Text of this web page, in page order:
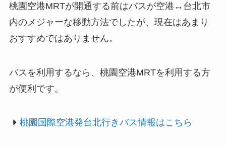
桃園空港MRTが開通する前はバスが空港↔︎台北市
内のメジャーな移動方法でしたが、現在はあまり
おすすめではありません。
バスを利用するなら、桃園空港MRTを利用する方
が便利です。
桃園国際空港発台北行きバス情報はこちら